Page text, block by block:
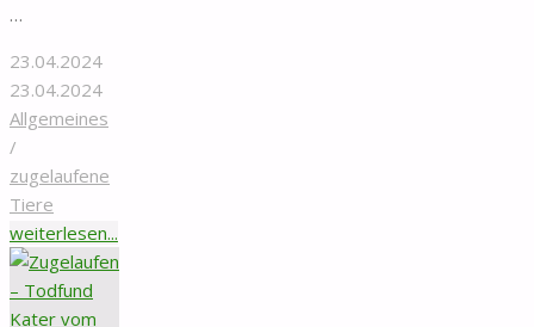
…
23.04.2024
23.04.2024
Allgemeines
/
zugelaufene
Tiere
weiterlesen...
–